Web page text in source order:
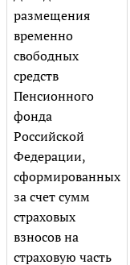
размещения
временно
свободных
средств
Пенсионного
фонда
Российской
Федерации,
сформированных
за счет сумм
страховых
взносов на
страховую часть